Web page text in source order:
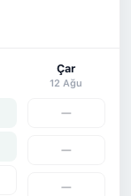
Çar
12 Ağu
—
—
—